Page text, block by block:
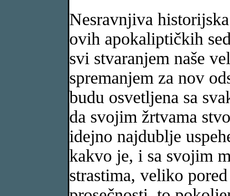
Nesravnjiva
ovih apokaliptičkih
svi stvaranjem naše
spremanjem za nov
budu osvetljena sa
da svojim žrtvama
idejno najdublje
kakvo je, i sa svojim
strastima, veliko